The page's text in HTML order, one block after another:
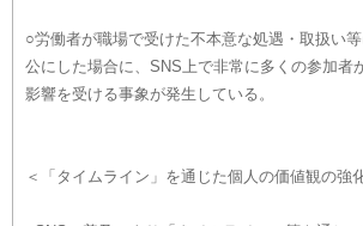
○労働者が職場で受けた不本意な処遇・取扱い
公にした場合に、SNS上で非常に多くの参加
影響を受ける事象が発生している。
＜「タイムライン」を通じた個人の価値観の強